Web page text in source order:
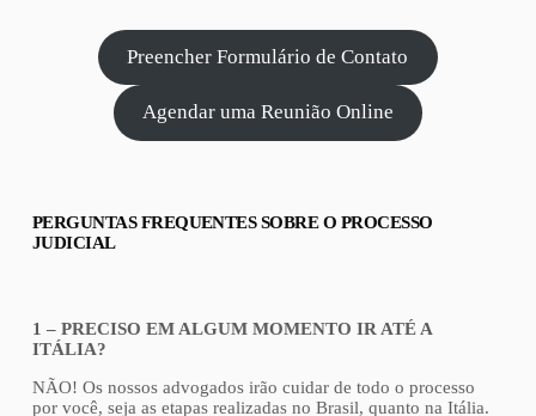
Preencher Formulário de Contato
Agendar uma Reunião Online
PERGUNTAS FREQUENTES SOBRE O PROCESSO
JUDICIAL
1 – PRECISO EM ALGUM MOMENTO IR ATÉ A
ITÁLIA?
NÃO! Os nossos advogados irão cuidar de todo o processo
por você, seja as etapas realizadas no Brasil, quanto na Itália.